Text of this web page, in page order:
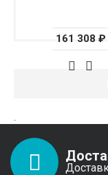
161 308 ₽
.